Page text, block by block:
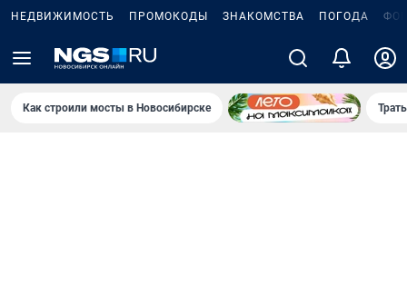
НЕДВИЖИМОСТЬ ПРОМОКОДЫ ЗНАКОМСТВА ПОГОДА
Как строили мосты в Новосибирске